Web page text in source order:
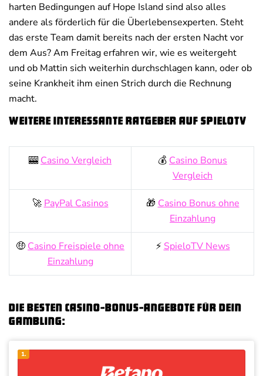
harten Bedingungen auf Hope Island sind also alles
andere als förderlich für die Überlebensexperten. Steht
das erste Team damit bereits nach der ersten Nacht vor
dem Aus? Am Freitag erfahren wir, wie es weitergeht
und ob Mattin sich weiterhin durchschlagen kann, oder ob
seine Krankheit ihm einen Strich durch die Rechnung
macht.
Weitere interessante Ratgeber auf SpieloTV
🎰 Casino Vergleich 💰 Casino Bonus
Vergleich
🚀 PayPal Casinos 🎁 Casino Bonus ohne
Einzahlung
🤑 Casino Freispiele ohne
Einzahlung
⚡ SpieloTV News
Die besten Casino-Bonus-Angebote für dein
Gambling:
1.